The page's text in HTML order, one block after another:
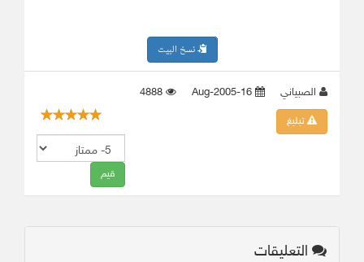
نسخ البيت
الصبياني
تبليغ
التعليقات